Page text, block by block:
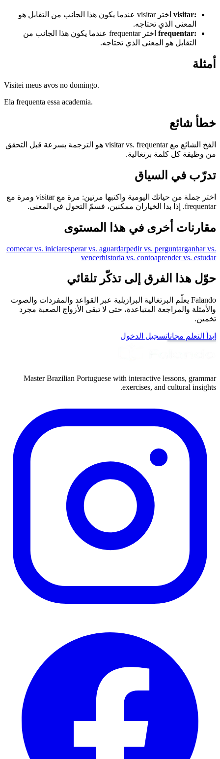
visitar:
اختر visitar عندما يكون هذا الجانب من التقابل هو
المعنى الذي تحتاجه.
frequentar:
اختر frequentar عندما يكون هذا الجانب من
التقابل هو المعنى الذي تحتاجه.
أمثلة
Visitei meus avos no domingo.
Ela frequenta essa academia.
خطأ شائع
الفخ الشائع مع visitar vs. frequentar هو الترجمة بسرعة قبل التحقق
من وظيفة كل كلمة برتغالية.
تدرّب في السياق
اختر جملة من حياتك اليومية واكتبها مرتين: مرة مع visitar ومرة مع
frequentar. إذا بدا الخياران ممكنين، فسمّ التحول في المعنى.
مقارنات أخرى في هذا المستوى
comecar vs. iniciaresperar vs. aguardarpedir vs. perguntarganhar vs.
vencerhistoria vs. contoaprender vs. estudar
حوّل هذا الفرق إلى تذكّر تلقائي
Falando يعلّم البرتغالية البرازيلية عبر القواعد والمفردات والصوت
والأمثلة والمراجعة المتباعدة، حتى لا تبقى الأزواج الصعبة مجرد
تخمين.
ابدأ التعلم مجاناتسجيل الدخول
Master Brazilian Portuguese with interactive lessons, grammar
exercises, and cultural insights.